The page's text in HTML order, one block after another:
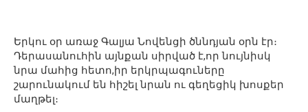
Երկու օր առաջ Գալյա Նովենցի ծննդյան օրն էր։
Դերասանուհին այնքան սիրված է,որ նույնիսկ
նրա մահից հետո,իր երկրպագուները
շարունակում են հիշել նրան ու գեղեցիկ խոսքեր
մաղթել։